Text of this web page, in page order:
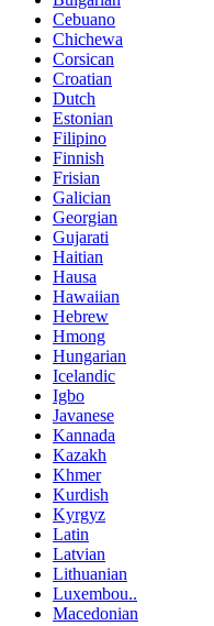
Cebuano
Chichewa
Corsican
Croatian
Dutch
Estonian
Filipino
Finnish
Frisian
Galician
Georgian
Gujarati
Haitian
Hausa
Hawaiian
Hebrew
Hmong
Hungarian
Icelandic
Igbo
Javanese
Kannada
Kazakh
Khmer
Kurdish
Kyrgyz
Latin
Latvian
Lithuanian
Luxembou..
Macedonian